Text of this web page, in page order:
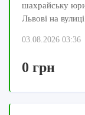
шахрайську
Львові на
03.08.2026 03:36
0 грн